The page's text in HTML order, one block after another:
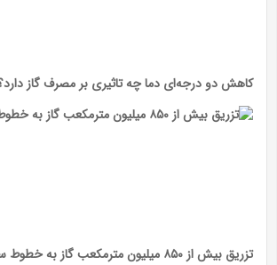
کاهش دو درجه‌ای دما چه تاثیری بر مصرف گاز دارد؟
تزریق بیش از ۸۵۰ میلیون مترمکعب گاز به خطوط سراسری